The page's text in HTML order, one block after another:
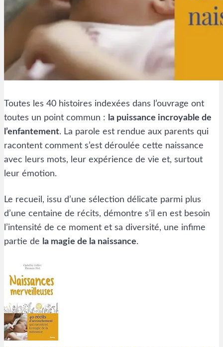
Toutes les 40 histoires indexées dans l’ouvrage ont
toutes un point commun : la puissance incroyable de
l’enfantement. La parole est rendue aux parents qui
racontent comment s’est déroulée cette naissance
avec leurs mots, leur expérience de vie et, surtout
leur émotion.
Le recueil, issu d’une sélection délicate parmi plus
d’une centaine de récits, démontre s’il en est besoin
l’intensité de ce moment et sa diversité, une infime
partie de la magie de la naissance.